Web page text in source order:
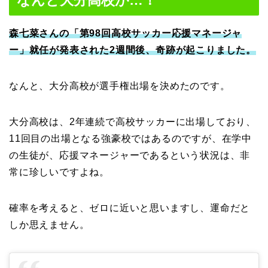
森七菜さんの「第98回高校サッカー応援マネージャ
ー」就任が発表された2週間後、奇跡が起こりました。
なんと、大分高校が選手権出場を決めたのです。
大分高校は、2年連続で高校サッカーに出場しており、
11回目の出場となる強豪校ではあるのですが、在学中
の生徒が、応援マネージャーであるという状況は、非
常に珍しいですよね。
確率を考えると、ゼロに近いと思いますし、運命だと
しか思えません。